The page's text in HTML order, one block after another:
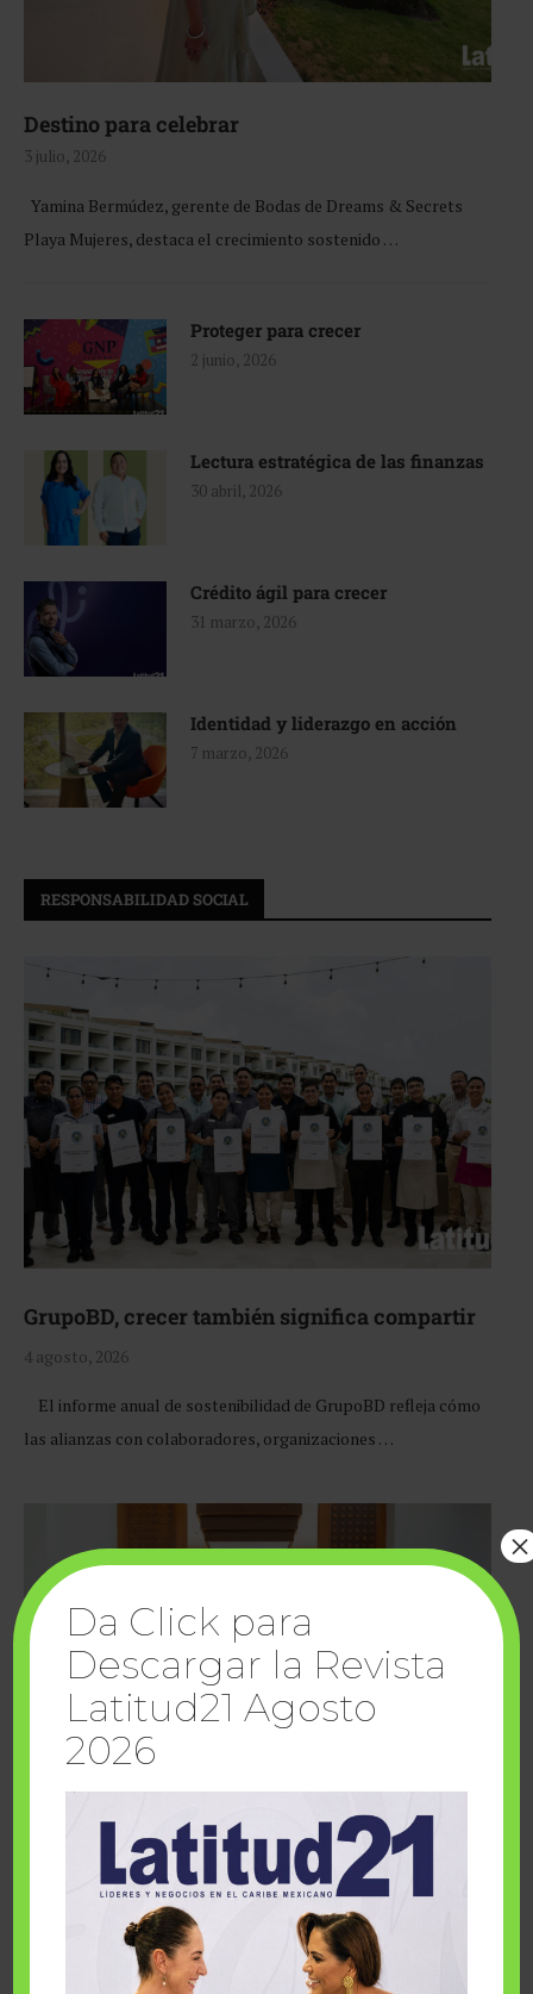
Destino para celebrar
3 julio, 2026
Yamina Bermúdez, gerente de Bodas de Dreams & Secrets
Playa Mujeres, destaca el crecimiento sostenido …
Proteger para crecer
2 junio, 2026
Lectura estratégica de las finanzas
30 abril, 2026
Crédito ágil para crecer
31 marzo, 2026
Identidad y liderazgo en acción
7 marzo, 2026
RESPONSABILIDAD SOCIAL
GrupoBD, crecer también significa compartir
4 agosto, 2026
El informe anual de sostenibilidad de GrupoBD refleja cómo
las alianzas con colaboradores, organizaciones …
Cuando la solidaridad inspira; cumplen
sueños Fairmont Mayakoba y Make-A-Wish
Da Click para
Descargar la Revista
Latitud21 Agosto
2026
×